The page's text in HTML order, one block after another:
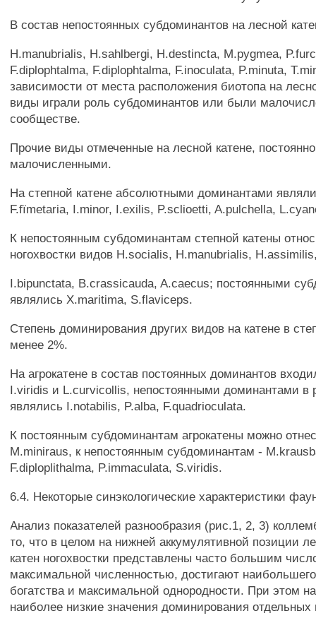
В состав непостоянных субдоминантов на лесной
H.manubrialis, H.sahlbergi, H.destincta, M.pygmea,
F.diplophtalma, F.diplophtalma, F.inoculata, P.minuta,
зависимости от места расположения биотопа на
виды играли роль субдоминантов или были
сообществе.
Прочие виды отмеченные на лесной катене,
малочисленными.
На степной катене абсолютными доминантами
F.fïmetaria, I.minor, I.exilis, P.sclioetti, A.pulchella,
К непостоянным субдоминантам степной катены
ногохвостки видов H.socialis, H.manubrialis,
I.bipunctata, B.crassicauda, A.caecus; постоянными
являлись X.maritima, S.flaviceps.
Степень доминирования других видов на катене в
менее 2%.
На агрокатене в состав постоянных доминантов
I.viridis и L.curvicollis, непостоянными доминантами в
являлись I.notabilis, P.alba, F.quadrioculata.
К постоянным субдоминантам агрокатены можно
M.miniraus, к непостоянным субдоминантам -
F.diploplithalma, P.immaculata, S.viridis.
6.4. Некоторые синэкологические характеристики
Анализ показателей разнообразия (рис.1, 2, 3)
то, что в целом на нижней аккумулятивной позиции
катен ногохвостки представлены часто большим
максимальной численностью, достигают
богатства и максимальной однородности. При этом
наиболее низкие значения доминирования